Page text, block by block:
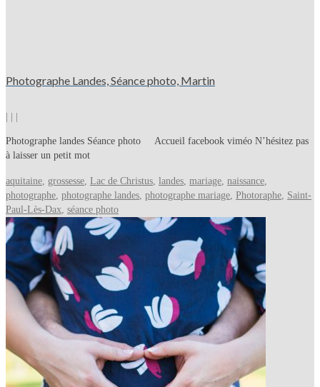
Photographe Landes, Séance photo, Martin
Photographe landes Séance photo Accueil facebook viméo N’hésitez pas
à laisser un petit mot
aquitaine, grossesse, Lac de Christus, landes, mariage, naissance,
photographe, photographe landes, photographe mariage, Photoraphe, Saint-
Paul-Lès-Dax, séance photo